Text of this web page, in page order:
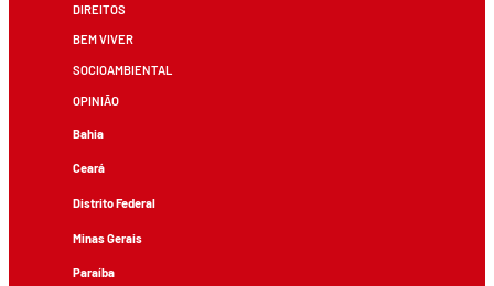
DIREITOS
BEM VIVER
SOCIOAMBIENTAL
OPINIÃO
Bahia
Ceará
Distrito Federal
Minas Gerais
Paraíba